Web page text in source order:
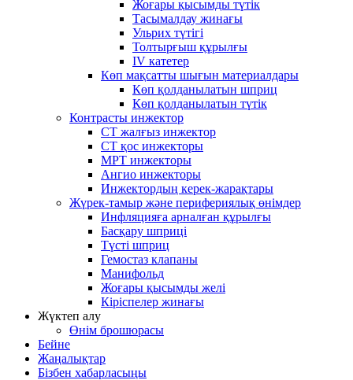
Жоғары қысымды түтік
Тасымалдау жинағы
Ульрих түтігі
Толтырғыш құрылғы
IV катетер
Көп мақсатты шығын материалдары
Көп қолданылатын шприц
Көп қолданылатын түтік
Контрасты инжектор
CT жалғыз инжектор
CT қос инжекторы
МРТ инжекторы
Ангио инжекторы
Инжектордың керек-жарақтары
Жүрек-тамыр және перифериялық өнімдер
Инфляцияға арналған құрылғы
Басқару шприці
Түсті шприц
Гемостаз клапаны
Манифольд
Жоғары қысымды желі
Кіріспелер жинағы
Жүктеп алу
Өнім брошюрасы
Бейне
Жаңалықтар
Бізбен хабарласыңы